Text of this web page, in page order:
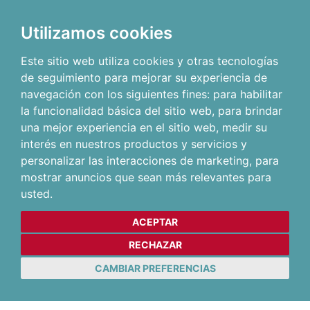
Utilizamos cookies
Este sitio web utiliza cookies y otras tecnologías
de seguimiento para mejorar su experiencia de
navegación con los siguientes fines: para habilitar
la funcionalidad básica del sitio web, para brindar
una mejor experiencia en el sitio web, medir su
interés en nuestros productos y servicios y
personalizar las interacciones de marketing, para
mostrar anuncios que sean más relevantes para
usted.
ACEPTAR
RECHAZAR
CAMBIAR PREFERENCIAS